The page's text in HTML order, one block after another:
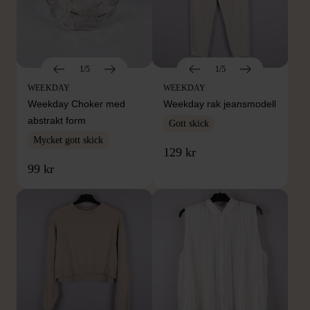
1/5
WEEKDAY
Weekday Choker med
abstrakt form
Mycket gott skick
99 kr
1/5
WEEKDAY
Weekday rak jeansmodell
Gott skick
129 kr